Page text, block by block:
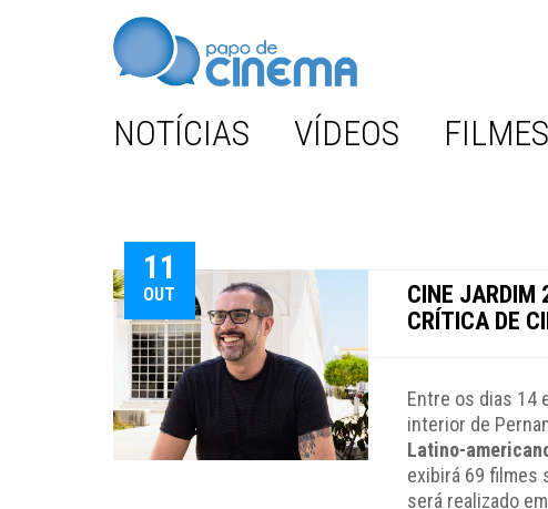
NOTÍCIAS VÍDEOS FILMES
11
OUT
CINE JARDIM
CRÍTICA DE
Entre os dias 14
interior de
Latino-
exibirá 69 filmes
será realizado